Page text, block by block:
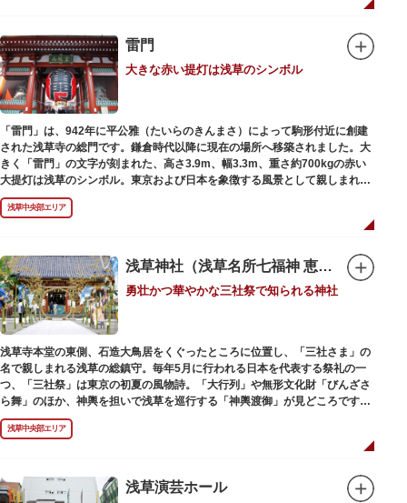
じる場所です。江戸文化を感じる粋な商品の数々は、海外からの観光客にも
ての味を堪能できるのも魅力。下町っ子の威勢の良い売り声が飛び交うな
か、お気に入りのお土産探しをお楽しみください。
雷門
大きな赤い提灯は浅草のシンボル
「雷門」は、942年に平公雅（たいらのきんまさ）によって駒形付近に創建
された浅草寺の総門です。鎌倉時代以降に現在の場所へ移築されました。大
きく「雷門」の文字が刻まれた、高さ3.9m、幅3.3m、重さ約700kgの赤い
大提灯は浅草のシンボル。東京および日本を象徴する風景として親しまれ、
フォトスポットとしても国内外の観光客を魅了し続けています。
提灯の底部に施された見事な龍の彫刻や、門の北側（風神雷神の背後）に安
置されている浅草寺の護法善神「天龍像」と「金龍像」も見どころ。正式名
ます。日没から23時頃までは雷門や浅草寺がライトアップされ、昼間とは違
った荘厳な雰囲気に包まれます。
何度も焼失と再建を繰り返し、現在の雷門は1960年に松下電器産業（現パナ
ソニック）の松下幸之助氏の寄進により再建されたものです。
浅草中央部エリア
浅草神社（浅草名所七福神 恵比須）
勇壮かつ華やかな三社祭で知られる神社
浅草寺本堂の東側、石造大鳥居をくぐったところに位置し、「三社さま」の
名で親しまれる浅草の総鎮守。毎年5月に行われる日本を代表する祭礼の一
つ、「三社祭」は東京の初夏の風物詩。「大行列」や無形文化財「びんざさ
ら舞」のほか、神輿を担いで浅草を巡行する「神輿渡御」が見どころです。
町を練り歩く担ぎ手たちの威勢良い掛け声が響き渡り、浅草の町がまつり一
色に染まります。
6月の「夏越し（なごし）の大祓」では、茅草で作られた輪の中（茅の輪）
ら逃れ、福徳があると伝えられる行事です。
浅草中央部エリア
浅草演芸ホール